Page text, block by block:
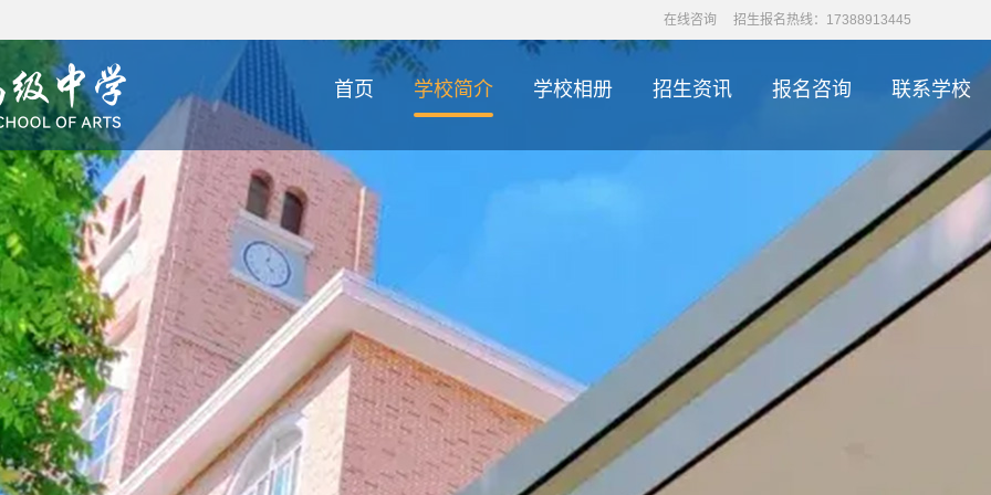
在线咨询 招生报名热线：17388913445
首页 学校简介 学校相册 招生资讯 报名咨询 联系学校